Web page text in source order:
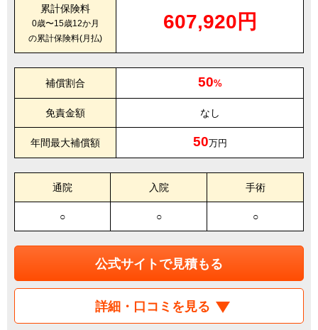
累計保険料
0歳〜15歳12か月
の累計保険料(月払)
607,920円
補償割合 50%
免責金額 なし
年間最大補償額 50万円
通院 入院 手術
○ ○ ○
公式サイトで見積もる
詳細・口コミを見る